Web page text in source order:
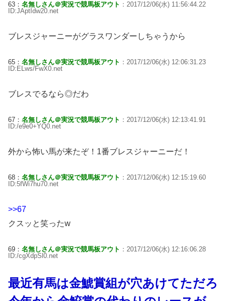
63： 名無しさん＠実況で競馬板アウト ：2017/12/06(水) 11:56:44.22
ID:JAptIdw20.net
ブレスジャーニーがグラスワンダーしちゃうから
65： 名無しさん＠実況で競馬板アウト ：2017/12/06(水) 12:06:31.23
ID:ELws/FwX0.net
ブレスでるなら◎だわ
67： 名無しさん＠実況で競馬板アウト ：2017/12/06(水) 12:13:41.91
ID:/e9e0+YQ0.net
外から怖い馬が来たぞ！1番ブレスジャーニーだ！
68： 名無しさん＠実況で競馬板アウト ：2017/12/06(水) 12:15:19.60
ID:5fWi7hu70.net
>>67
クスッと笑ったw
69： 名無しさん＠実況で競馬板アウト ：2017/12/06(水) 12:16:06.28
ID:/cgXdpSl0.net
最近有馬は金鯱賞組が穴あけてただろ